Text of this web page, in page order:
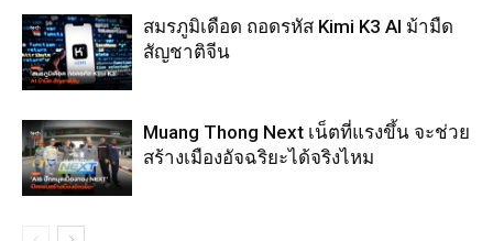
สมรภูมิเดือด ถอดรหัส Kimi K3 AI ม้ามืด
สัญชาติจีน
Muang Thong Next เน็ตที่แรงขึ้น จะช่วย
สร้างเมืองอัจฉริยะได้จริงไหม